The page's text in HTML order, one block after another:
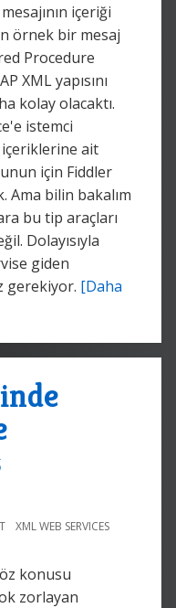
içeriği
örnek bir mesaj
Procedure
XML yapısını
kolay olacaktı.
istemci
ait
için Fiddler
Ama bilin bakalım
bu tip araçları
Dolayısıyla
giden
gerekiyor. [Daha
XML WEB SERVICES
konusu
zorlayan